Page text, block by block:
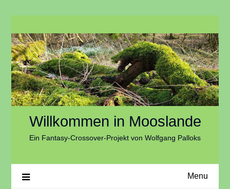
content
Willkommen in Mooslande
Ein Fantasy-Crossover-Projekt von Wolfgang Palloks
Menu